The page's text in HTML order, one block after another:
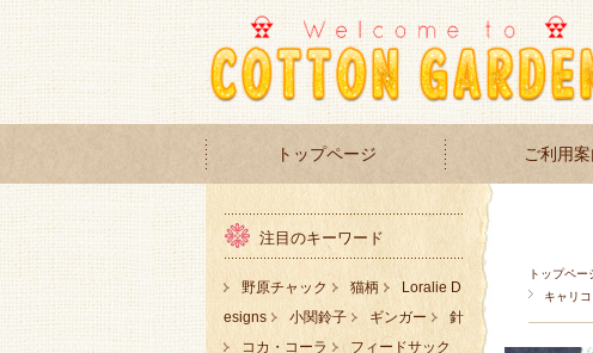
トップページ ご利用案
トップペー
キャリ
注目のキーワード
野原チャック 猫柄
Loralie D
esigns
小関鈴子 ギンガー
針
コカ・コーラ
フィードサック